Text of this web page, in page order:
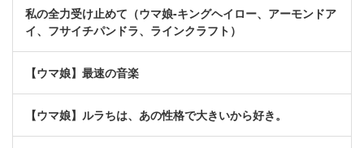
私の全力受け止めて（ウマ娘-キングヘイロー、アーモンドア
イ、フサイチパンドラ、ラインクラフト）
【ウマ娘】最速の音楽
【ウマ娘】ルラちは、あの性格で大きいから好き。